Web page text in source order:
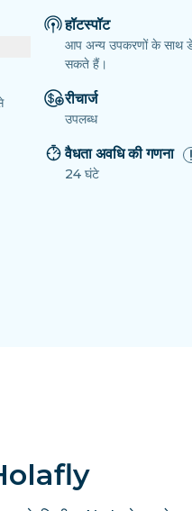
हॉटस्पॉट
आप अन्य उपकरणों के साथ
सकते हैं।
रीचार्ज
उपलब्ध
वैधता अवधि की गणना
24 घंटे